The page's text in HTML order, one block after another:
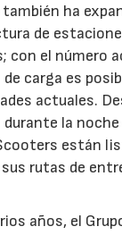
también ha
de
con el número
carga es
actuales.
la noche
están
rutas de
años, el